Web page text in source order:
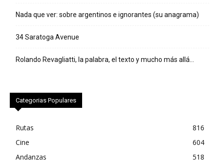
Nada que ver: sobre argentinos e ignorantes (su anagrama)
34 Saratoga Avenue
Rolando Revagliatti, la palabra, el texto y mucho más allá…
Categorias Populares
Rutas
816
Cine
604
Andanzas
518